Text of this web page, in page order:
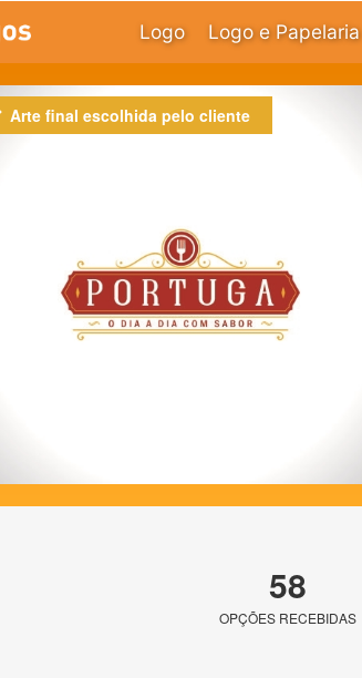
Logo Logo e Papelaria
Arte final escolhida pelo cliente
58
OPÇÕES RECEBIDAS